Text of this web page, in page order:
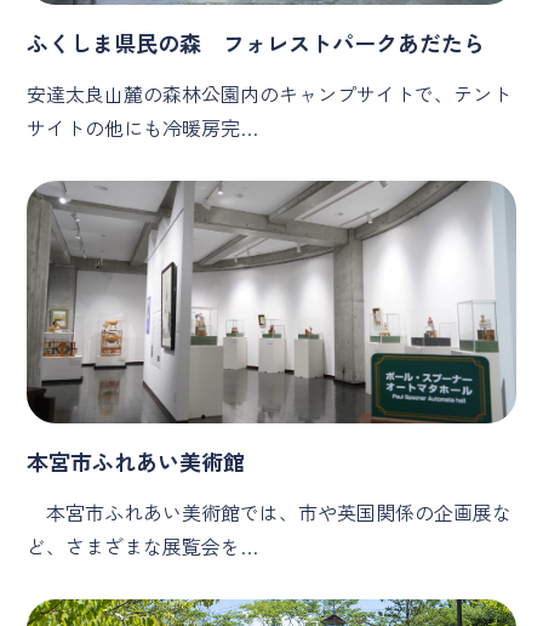
ふくしま県民の森 フォレストパークあだたら
安達太良山麓の森林公園内のキャンプサイトで、テント
サイトの他にも冷暖房完…
本宮市ふれあい美術館
本宮市ふれあい美術館では、市や英国関係の企画展な
ど、さまざまな展覧会を…